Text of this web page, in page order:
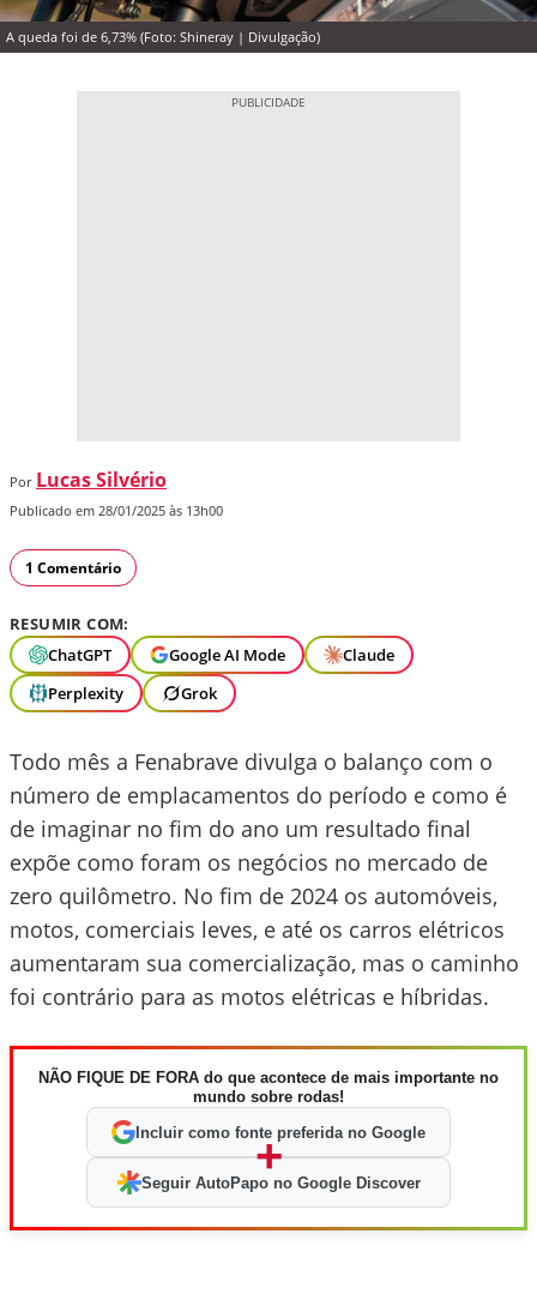
A queda foi de 6,73% (Foto: Shineray | Divulgação)
Por Lucas Silvério
Publicado em 28/01/2025 às 13h00
1 Comentário
RESUMIR COM:
ChatGPT
Google AI Mode
Claude
Perplexity
Grok
Todo mês a Fenabrave divulga o balanço com o
número de emplacamentos do período e como é
de imaginar no fim do ano um resultado final
expõe como foram os negócios no mercado de
zero quilômetro. No fim de 2024 os automóveis,
motos, comerciais leves, e até os carros elétricos
aumentaram sua comercialização, mas o caminho
foi contrário para as motos elétricas e híbridas.
NÃO FIQUE DE FORA do que acontece de mais importante no
mundo sobre rodas!
Incluir como fonte preferida no Google
+
Seguir AutoPapo no Google Discover